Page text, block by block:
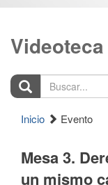
Buscar...
Inicio Evento
Mesa 3.
un mismo